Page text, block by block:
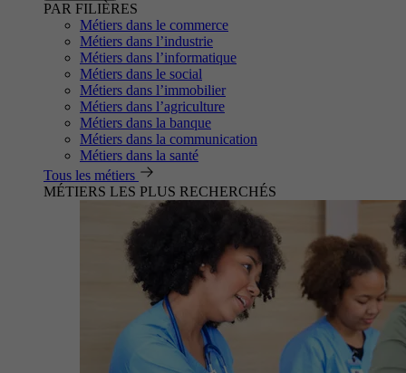
PAR FILIÈRES
Métiers dans le commerce
Métiers dans l’industrie
Métiers dans l’informatique
Métiers dans le social
Métiers dans l’immobilier
Métiers dans l’agriculture
Métiers dans la banque
Métiers dans la communication
Métiers dans la santé
Tous les métiers
MÉTIERS LES PLUS RECHERCHÉS